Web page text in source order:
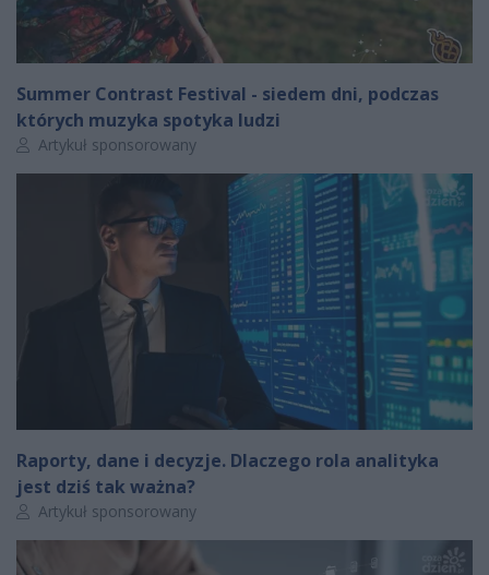
Summer Contrast Festival - siedem dni, podczas
których muzyka spotyka ludzi
Autor artykułu:
Artykuł sponsorowany
Raporty, dane i decyzje. Dlaczego rola analityka
jest dziś tak ważna?
Autor artykułu:
Artykuł sponsorowany